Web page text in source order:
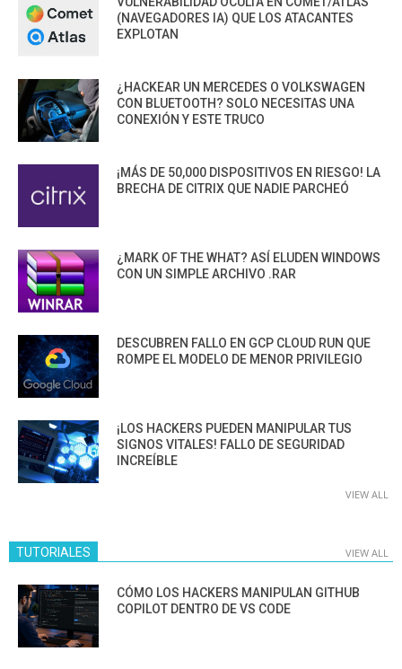
(NAVEGADORES IA) QUE LOS ATACANTES
EXPLOTAN
¿HACKEAR UN MERCEDES O VOLKSWAGEN
CON BLUETOOTH? SOLO NECESITAS UNA
CONEXIÓN Y ESTE TRUCO
¡MÁS DE 50,000 DISPOSITIVOS EN RIESGO! LA
BRECHA DE CITRIX QUE NADIE PARCHEÓ
¿MARK OF THE WHAT? ASÍ ELUDEN WINDOWS
CON UN SIMPLE ARCHIVO .RAR
DESCUBREN FALLO EN GCP CLOUD RUN QUE
ROMPE EL MODELO DE MENOR PRIVILEGIO
¡LOS HACKERS PUEDEN MANIPULAR TUS
SIGNOS VITALES! FALLO DE SEGURIDAD
INCREÍBLE
VIEW ALL
TUTORIALES VIEW ALL
CÓMO LOS HACKERS MANIPULAN GITHUB
COPILOT DENTRO DE VS CODE